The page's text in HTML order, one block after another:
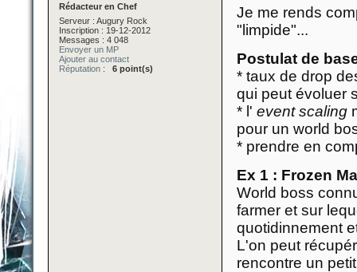
Rédacteur en Chef
Serveur : Augury Rock
Inscription : 19-12-2012
Messages : 4 048
Envoyer un MP
Ajouter au contact
Réputation : 6 point(s)
Je me rends
"limpide"...
Postulat de
* taux de drop
qui peut évoluer
* l' event scaling
pour un world
* prendre en
Ex 1 : Frozen
World boss
farmer et sur
quotidinnement
L'on peut
rencontre un